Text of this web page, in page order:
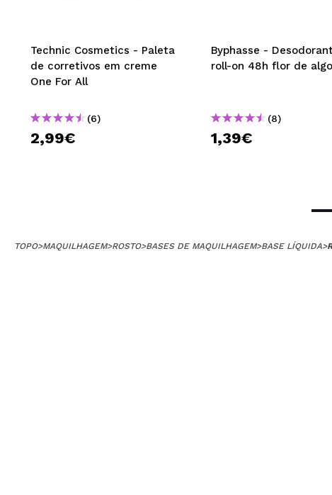
Technic Cosmetics - Paleta
de corretivos em creme
One For All
(6)
2,99€
Byphasse -
roll-on 48h flor de
(8)
1,39€
TOPO>MAQUILHAGEM>ROSTO>BASES DE MAQUILHAGEM>BASE LÍQUIDA>